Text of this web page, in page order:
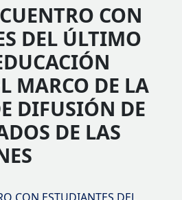
CON
DEL ÚLTIMO
MARCO DE LA
DIFUSIÓN DE
DE LAS